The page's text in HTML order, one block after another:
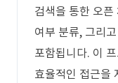
검색을 통한 오
여부 분류, 그리
포함됩니다. 이
효율적인 접근을